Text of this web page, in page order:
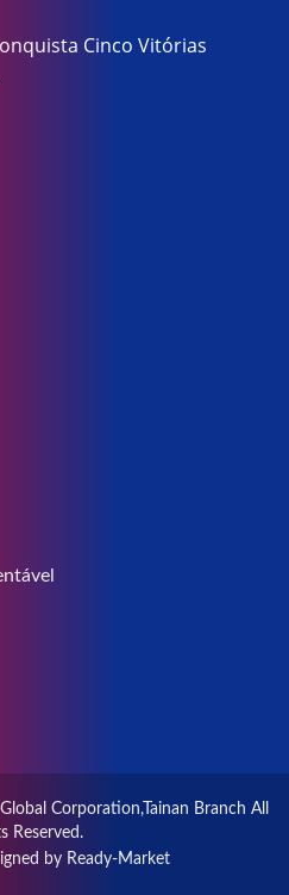
Cinco Vitórias
Corporation,Tainan Branch All
Reserved.
by Ready-Market